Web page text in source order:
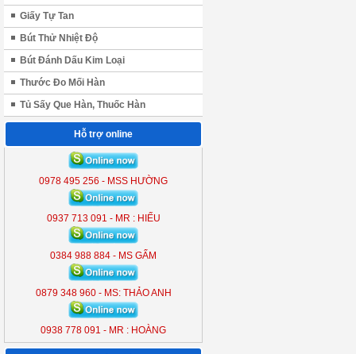
Giấy Tự Tan
Bút Thử Nhiệt Độ
Bút Đánh Dấu Kim Loại
Thước Đo Mối Hàn
Tủ Sấy Que Hàn, Thuốc Hàn
Hỗ trợ online
0978 495 256 - MSS HƯỜNG
0937 713 091 - MR : HIẾU
0384 988 884 - MS GẤM
0879 348 960 - MS: THẢO ANH
0938 778 091 - MR : HOÀNG
ĐÈN LIỀN THỂ KOBE 7300 (
KB - 7300
ĐÈN LIỀN THỂ KOBE 7300 (
300W )